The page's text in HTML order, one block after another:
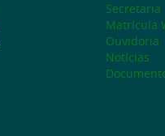
Secretaria
Matrícula
Ouvidoria
Notícias